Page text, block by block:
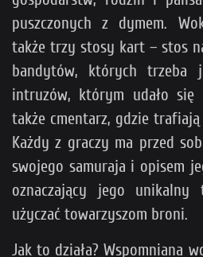
puszczonych z dymem.
także trzy stosy kart – stos
bandytów, których trzeba
intruzów, którym udało
także cmentarz, gdzie
Każdy z graczy ma przed
swojego samuraja i opisem
oznaczający jego
użyczać towarzyszom broni.
Jak to działa? Wspomniana